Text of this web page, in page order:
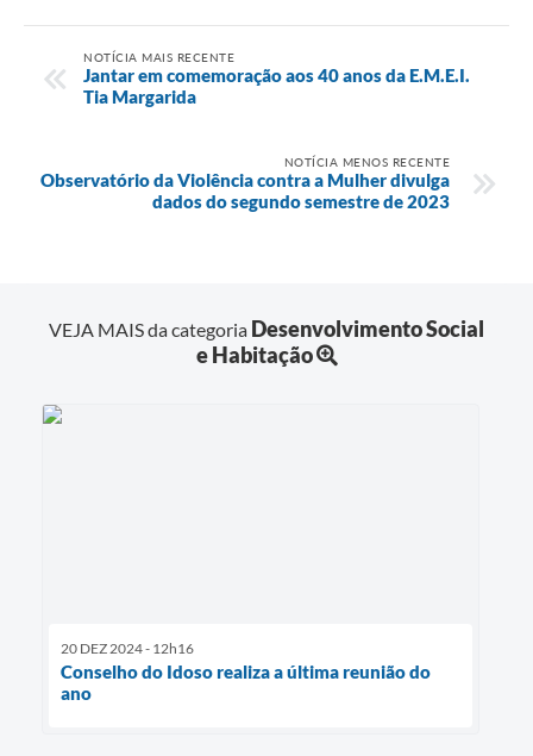
NOTÍCIA MAIS RECENTE
Jantar em comemoração aos 40 anos da E.M.E.I.
Tia Margarida
NOTÍCIA MENOS RECENTE
Observatório da Violência contra a Mulher divulga
dados do segundo semestre de 2023
VEJA MAIS da categoria Desenvolvimento Social
e Habitação
20 DEZ 2024 - 12h16
Conselho do Idoso realiza a última reunião do
ano